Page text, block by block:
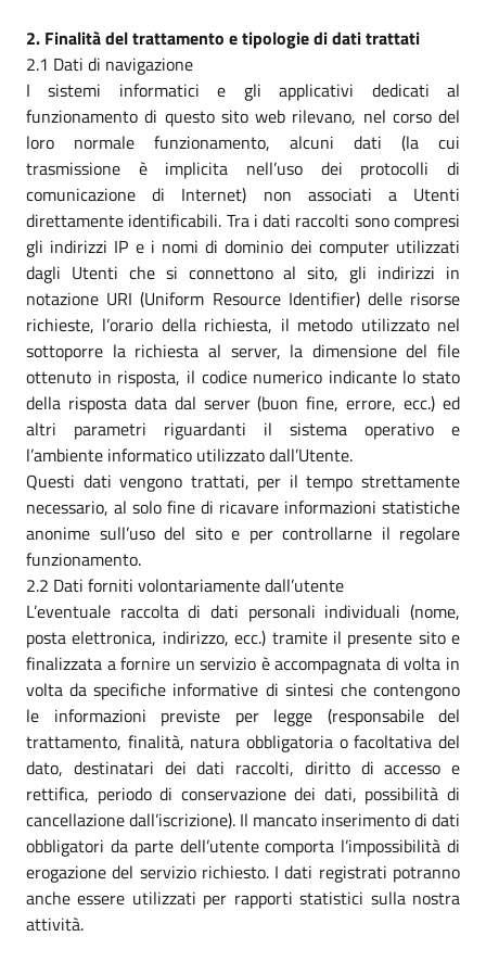
2. Finalità del trattamento e tipologie di dati trattati
2.1 Dati di navigazione
I sistemi informatici e gli applicativi dedicati al
funzionamento di questo sito web rilevano, nel corso del
loro normale funzionamento, alcuni dati (la cui
trasmissione è implicita nell’uso dei protocolli di
comunicazione di Internet) non associati a Utenti
direttamente identificabili. Tra i dati raccolti sono compresi
gli indirizzi IP e i nomi di dominio dei computer utilizzati
dagli Utenti che si connettono al sito, gli indirizzi in
notazione URI (Uniform Resource Identifier) delle risorse
richieste, l’orario della richiesta, il metodo utilizzato nel
sottoporre la richiesta al server, la dimensione del file
ottenuto in risposta, il codice numerico indicante lo stato
della risposta data dal server (buon fine, errore, ecc.) ed
altri parametri riguardanti il sistema operativo e
l’ambiente informatico utilizzato dall’Utente.
Questi dati vengono trattati, per il tempo strettamente
necessario, al solo fine di ricavare informazioni statistiche
anonime sull’uso del sito e per controllarne il regolare
funzionamento.
2.2 Dati forniti volontariamente dall’utente
L’eventuale raccolta di dati personali individuali (nome,
posta elettronica, indirizzo, ecc.) tramite il presente sito e
finalizzata a fornire un servizio è accompagnata di volta in
volta da specifiche informative di sintesi che contengono
le informazioni previste per legge (responsabile del
trattamento, finalità, natura obbligatoria o facoltativa del
dato, destinatari dei dati raccolti, diritto di accesso e
rettifica, periodo di conservazione dei dati, possibilità di
cancellazione dall’iscrizione). Il mancato inserimento di dati
obbligatori da parte dell’utente comporta l’impossibilità di
erogazione del servizio richiesto. I dati registrati potranno
anche essere utilizzati per rapporti statistici sulla nostra
attività.